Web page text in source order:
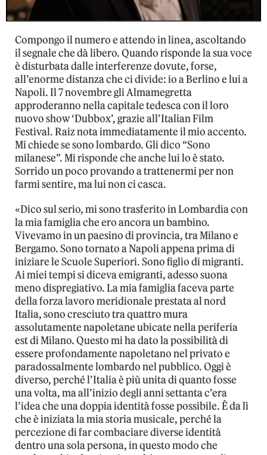
Compongo il numero e attendo in linea, ascoltando
il segnale che dà libero. Quando risponde la sua voce
è disturbata dalle interferenze dovute, forse,
all’enorme distanza che ci divide: io a Berlino e lui a
Napoli. Il 7 novembre gli Almamegretta
approderanno nella capitale tedesca con il loro
nuovo show ‘Dubbox’, grazie all’Italian Film
Festival. Raiz nota immediatamente il mio accento.
Mi chiede se sono lombardo. Gli dico “Sono
milanese”. Mi risponde che anche lui lo è stato.
Sorrido un poco provando a trattenermi per non
farmi sentire, ma lui non ci casca.
«Dico sul serio, mi sono trasferito in Lombardia con
la mia famiglia che ero ancora un bambino.
Vivevamo in un paesino di provincia, tra Milano e
Bergamo. Sono tornato a Napoli appena prima di
iniziare le Scuole Superiori. Sono figlio di migranti.
Ai miei tempi si diceva emigranti, adesso suona
meno dispregiativo. La mia famiglia faceva parte
della forza lavoro meridionale prestata al nord
Italia, sono cresciuto tra quattro mura
assolutamente napoletane ubicate nella periferia
est di Milano. Questo mi ha dato la possibilità di
essere profondamente napoletano nel privato e
paradossalmente lombardo nel pubblico. Oggi è
diverso, perché l’Italia è più unita di quanto fosse
una volta, ma all’inizio degli anni settanta c’era
l’idea che una doppia identità fosse possibile. È da lì
che è iniziata la mia storia musicale, perché la
percezione di far combaciare diverse identità
dentro una sola persona, in questo modo che